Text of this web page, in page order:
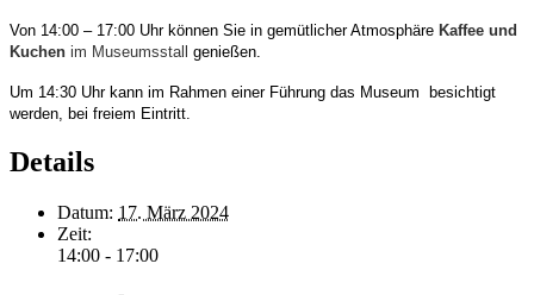
Von 14:00 – 17:00 Uhr können Sie in gemütlicher Atmosphäre Kaffee und
Kuchen im Museumsstall genießen.
Um 14:30 Uhr kann im Rahmen einer Führung das Museum besichtigt
werden, bei freiem Eintritt.
Details
Datum: 17. März 2024
Zeit:
14:00 - 17:00